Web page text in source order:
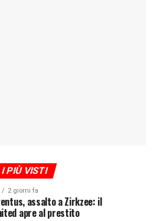
I PIÙ VISTI
2 giorni fa
assalto a Zirkzee: il
apre al prestito